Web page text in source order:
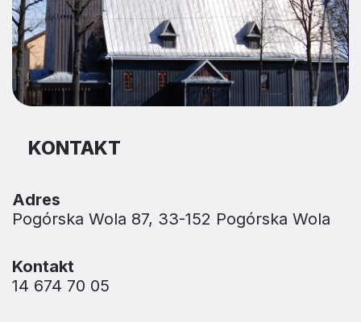
KONTAKT
Adres
Pogórska Wola 87, 33-152 Pogórska Wola
Kontakt
14 674 70 05